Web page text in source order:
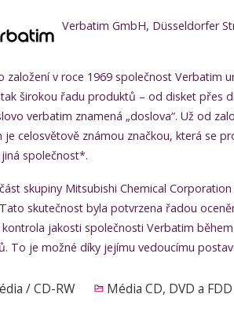
Verbatim GmbH, Düsseldorfer
založení v roce 1969 společnost Verbatim
širokou řadu produktů – od disket přes
verbatim znamená „doslova“. Už od
je celosvětově známou značkou, která se
společnost*.
skupiny Mitsubishi Chemical
skutečnost byla potvrzena řadou
kontrola jakosti společnosti Verbatim
To je možné díky jejímu vedoucímu
/ CD-RW Média CD, DVD a FDD